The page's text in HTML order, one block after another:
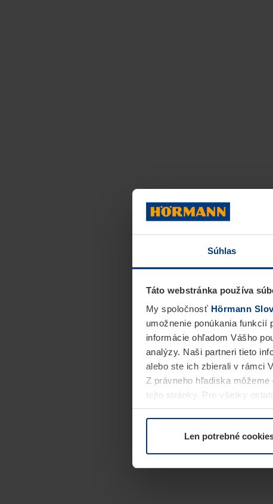
Súhlas
Táto webstránka používa
My spoločnosť Hörmann
umožnenie ponúkania funkcií
informácie ohľadom Vášho
analýzy. Naši partneri tieto
alebo ste ich zbierali v rámci
Z právneho hľadiska
tejto stránky. Pre všetky
alebo odvolať vo vysvetlení
Len potrebné